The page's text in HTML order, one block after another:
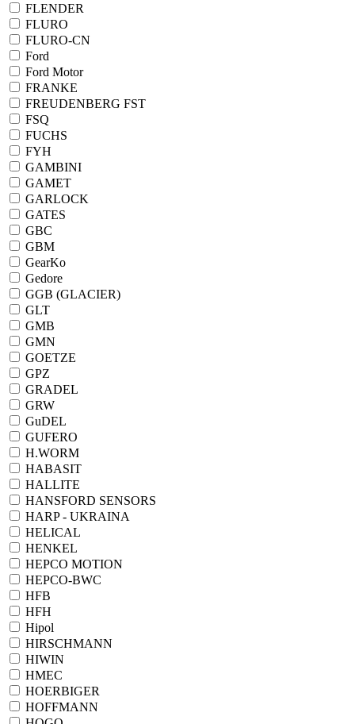
FLENDER
FLURO
FLURO-CN
Ford
Ford Motor
FRANKE
FREUDENBERG FST
FSQ
FUCHS
FYH
GAMBINI
GAMET
GARLOCK
GATES
GBC
GBM
GearKo
Gedore
GGB (GLACIER)
GLT
GMB
GMN
GOETZE
GPZ
GRADEL
GRW
GuDEL
GUFERO
H.WORM
HABASIT
HALLITE
HANSFORD SENSORS
HARP - UKRAINA
HELICAL
HENKEL
HEPCO MOTION
HEPCO-BWC
HFB
HFH
Hipol
HIRSCHMANN
HIWIN
HMEC
HOERBIGER
HOFFMANN